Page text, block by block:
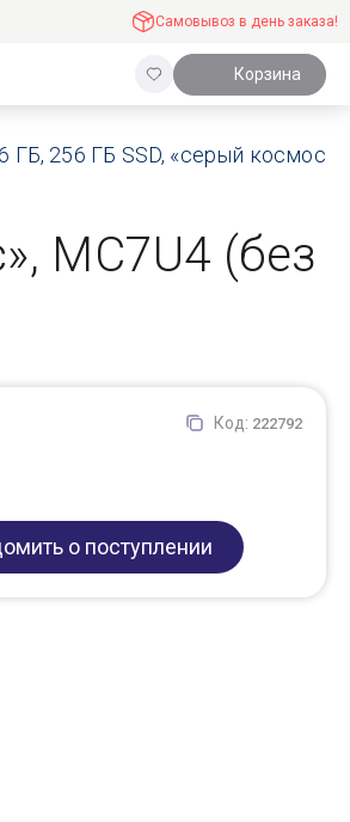
Самовывоз в день заказа!
Корзина
ГБ, 256 ГБ SSD, «серый космос»,
MC7U4 (без
Код: 222792
о поступлении